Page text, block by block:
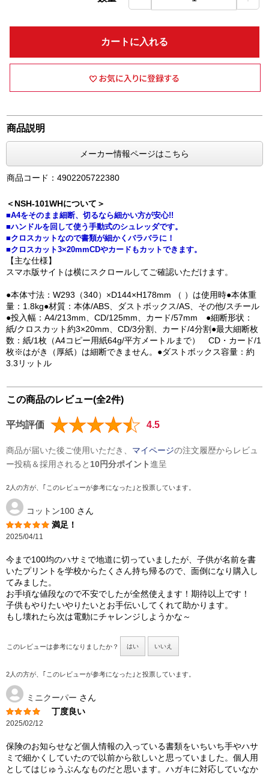
カートに入れる
商品説明
メーカー情報ページはこちら
商品コード：4902205722380
＜NSH-101WHについて＞
■A4をそのまま細断、切るなら細かい方が安心!!
■ハンドルを回して使う手動式のシュレッダです。
■クロスカットなので書類が細かくバラバラに！
■クロスカット3×20mmCDやカードもカットできます。
【主な仕様】
スマホ版サイトは横にスクロールしてご確認いただけます。
●本体寸法：W293（340）×D144×H178mm （ ）は使用時●本体重
量：1.8kg●材質：本体/ABS、ダストボックス/AS、その他/スチール
●投入幅：A4/213mm、CD/125mm、カード/57mm ●細断形状：
紙/クロスカット約3×20mm、CD/3分割、カード/4分割●最大細断枚
数：紙/1枚（A4コピー用紙64g/平方メートルまで） CD・カード/1
枚※はがき（厚紙）は細断できません。●ダストボックス容量：約
3.3リットル
この商品のレビュー(全2件)
平均評価 4.5
商品が届いた後ご使用いただき、 マイページの注文履歴からレビュ
ー投稿＆採用されると 10円分ポイント進呈
2人の方が、｢このレビューが参考になった｣と投票しています。
コットン100 さん
満足！
2025/04/11
今まで100均のハサミで地道に切っていましたが、子供が名前を書
いたプリントを学校からたくさん持ち帰るので、面倒になり購入し
てみました。
お手頃な値段なので不安でしたが全然使えます！期待以上です！
子供もやりたいやりたいとお手伝いしてくれて助かります。
もし壊れたら次は電動にチャレンジしようかな～
このレビューは参考になりましたか？ はい いいえ
2人の方が、｢このレビューが参考になった｣と投票しています。
ミニクーパー さん
丁度良い
2025/02/12
保険のお知らせなど個人情報の入っている書類をいちいち手やハサ
ミで細かくしていたので以前から欲しいと思っていました。個人用
としてはじゅうぶんなものだと思います。ハガキに対応していなか